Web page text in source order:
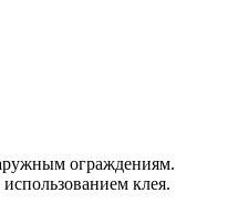
ограждениям.
клея.